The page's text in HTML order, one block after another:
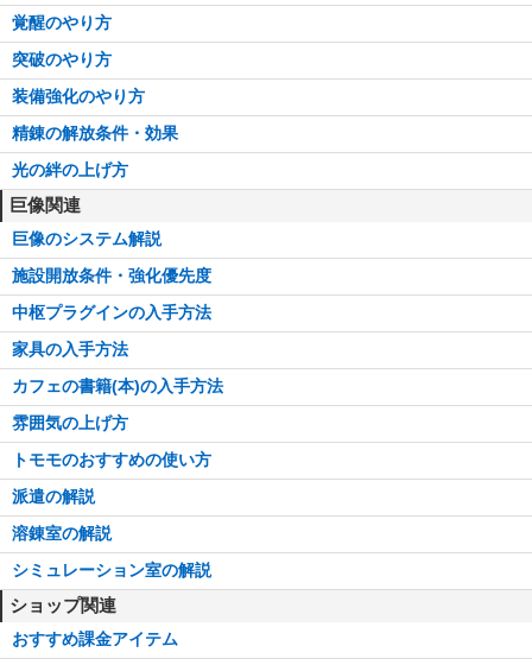
覚醒のやり方
突破のやり方
装備強化のやり方
精錬の解放条件・効果
光の絆の上げ方
巨像関連
巨像のシステム解説
施設開放条件・強化優先度
中枢プラグインの入手方法
家具の入手方法
カフェの書籍(本)の入手方法
雰囲気の上げ方
トモモのおすすめの使い方
派遣の解説
溶錬室の解説
シミュレーション室の解説
ショップ関連
おすすめ課金アイテム